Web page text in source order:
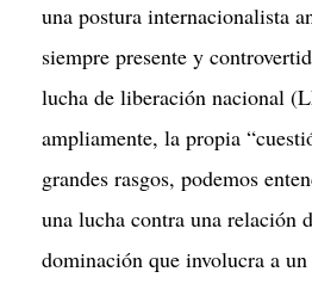
una postura internacionalista
siempre presente y
lucha de liberación nacional
ampliamente, la propia
grandes rasgos, podemos
una lucha contra una relación
dominación que involucra a